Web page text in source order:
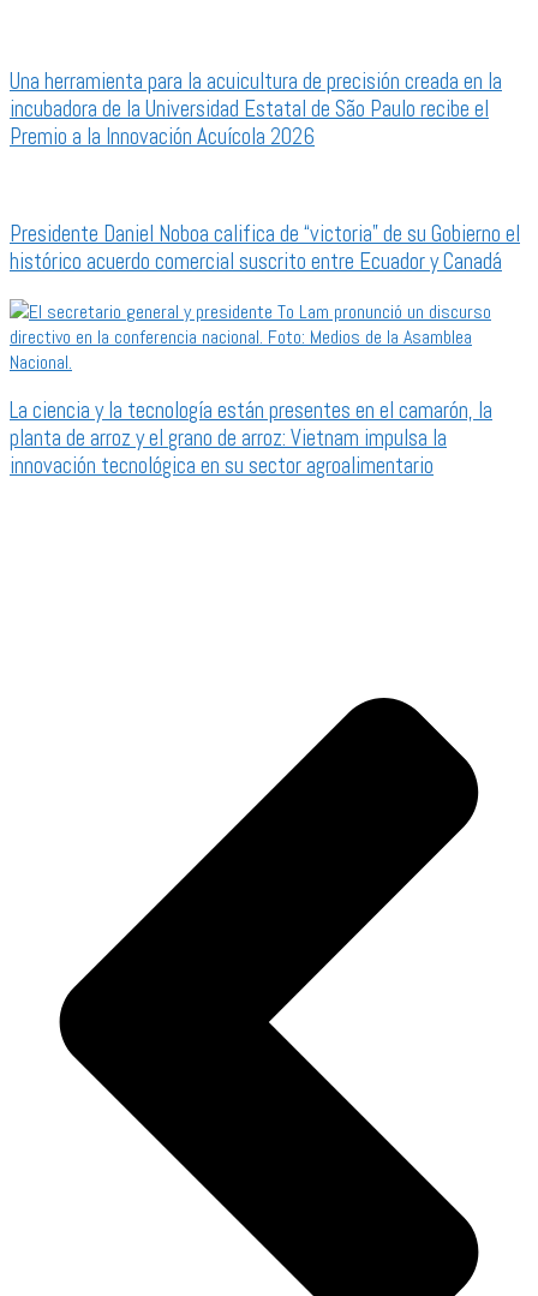
Una herramienta para la acuicultura de precisión creada en la
incubadora de la Universidad Estatal de São Paulo recibe el
Premio a la Innovación Acuícola 2026
Presidente Daniel Noboa califica de “victoria” de su Gobierno el
histórico acuerdo comercial suscrito entre Ecuador y Canadá
La ciencia y la tecnología están presentes en el camarón, la
planta de arroz y el grano de arroz: Vietnam impulsa la
innovación tecnológica en su sector agroalimentario